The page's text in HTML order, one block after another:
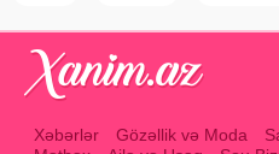
Xəbərlər Gözəllik və Moda